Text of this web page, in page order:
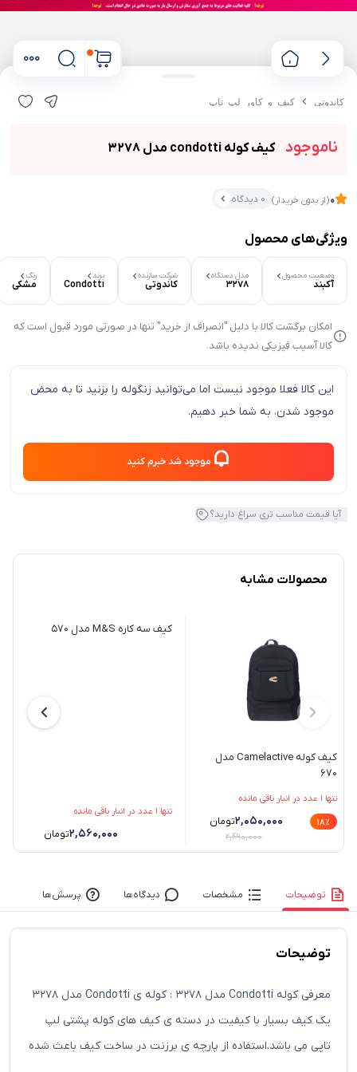
کاندوتی کیف و کاور لپ تاپ
ناموجود کیف کوله condotti مدل 3278
0(از بدون خریدار) 0 دیدگاه
ویژگی‌های محصول
وضعیت محصول
آکبند
مدل دستگاه
3278
شرکت سازنده
کاندوتی
برند
Condotti
رنگ
مشکی
امکان برگشت کالا با دلیل "انصراف از خرید" تنها در صورتی مورد قبول است که
کالا آسیب فیزیکی ندیده باشد.
این کالا فعلا موجود نیست اما می‌توانید زنگوله را بزنید تا به محض
موجود شدن، به شما خبر دهیم.
موجود شد خبرم کنید
آیا قیمت مناسب تری سراغ دارید؟
محصولات مشابه
کیف کوله Camelactive مدل
670
تنها 1 عدد در انبار باقی مانده
18٪ ۲,۰۵۰,۰۰۰تومان
۲,۴۹۰,۰۰۰
کیف سه کاره M&S مدل 570
تنها 1 عدد در انبار باقی مانده
۲,۵۶۰,۰۰۰تومان
توضیحات مشخصات دیدگاه‌ها پرسش‌ها
توضیحات
معرفی کوله Condotti مدل 3278 : کوله ی Condotti مدل 3278
یک کیف بسیار با کیفیت در دسته ی کیف های کوله پشتی لپ
تاپی می باشد.استفاده از پارچه ی برزنت در ساخت کیف باعث شده